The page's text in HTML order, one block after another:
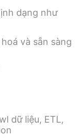
dạng như
và sẵn sàng
dữ liệu, ETL,